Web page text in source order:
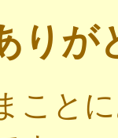
りが
こと